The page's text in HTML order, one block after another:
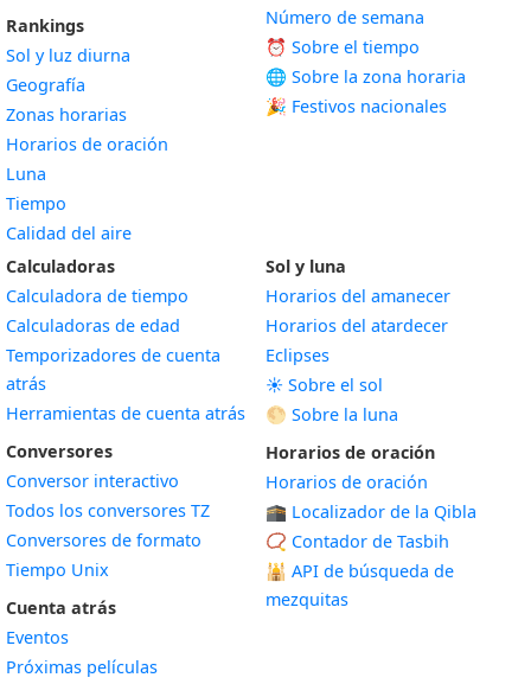
Rankings
Sol y luz diurna
Geografía
Zonas horarias
Horarios de oración
Luna
Tiempo
Calidad del aire
Número de semana
⏰ Sobre el tiempo
🌐 Sobre la zona horaria
🎉 Festivos nacionales
Calculadoras
Calculadora de tiempo
Calculadoras de edad
Temporizadores de cuenta
atrás
Herramientas de cuenta atrás
Conversores
Conversor interactivo
Todos los conversores TZ
Conversores de formato
Tiempo Unix
Cuenta atrás
Eventos
Próximas películas
Sol y luna
Horarios del amanecer
Horarios del atardecer
Eclipses
☀️ Sobre el sol
🌕 Sobre la luna
Horarios de oración
Horarios de oración
🕋 Localizador de la Qibla
📿 Contador de Tasbih
🕌 API de búsqueda de
mezquitas